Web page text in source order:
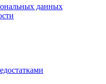
данных